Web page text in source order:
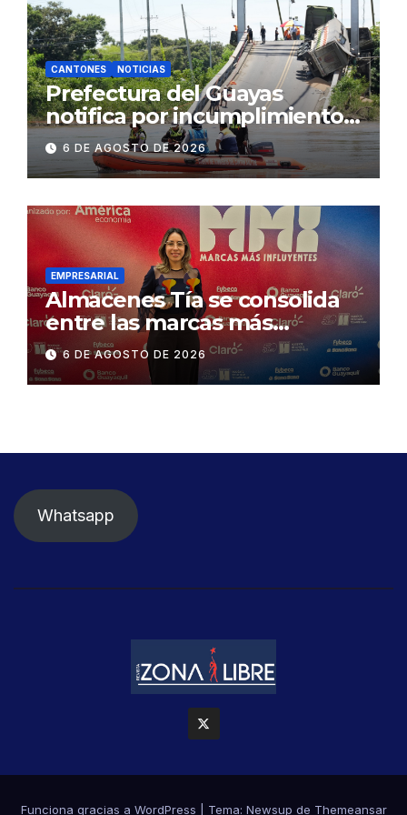
CANTONES NOTICIAS
Prefectura del Guayas
notifica por incumplimiento
contractual a la
Concesionaria CONORTE y
exige celeridad en
desmontaje del puente
Gonzalo Icaza Cornejo, en
Daule
6 DE AGOSTO DE 2026
EMPRESARIAL
Almacenes Tía se consolida
entre las marcas más
influyentes del Ecuador
6 DE AGOSTO DE 2026
Whatsapp
Funciona gracias a WordPress Tema: Newsup de Themeansar